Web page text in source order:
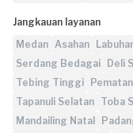
Jangkauan layanan
Medan Asahan
Serdang Bedagai
Deli
Tebing Tinggi
Tapanuli Selatan Toba
Mandailing Natal